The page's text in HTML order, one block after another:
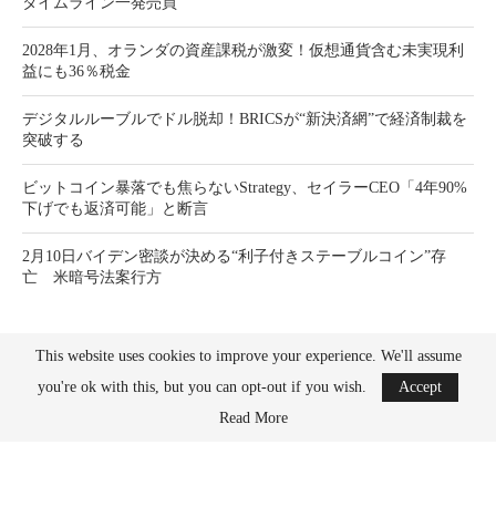
2028年1月、オランダの資産課税が激変！仮想通貨含む未実現利
益にも36％税金
デジタルルーブルでドル脱却！BRICSが“新決済網”で経済制裁を
突破する
ビットコイン暴落でも焦らないStrategy、セイラーCEO「4年90%
下げでも返済可能」と断言
2月10日バイデン密談が決める“利子付きステーブルコイン”存
亡 米暗号法案行方
Bitcoin News Crypto is the leader in news and information on cryptocurrency, digital
This website uses cookies to improve your experience. We'll assume
you're ok with this, but you can opt-out if you wish.
Accept
Read More